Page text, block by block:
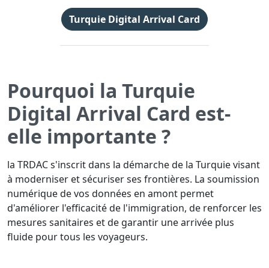
Turquie Digital Arrival Card
Pourquoi la Turquie
Digital Arrival Card est-
elle importante ?
la TRDAC s'inscrit dans la démarche de la Turquie visant
à moderniser et sécuriser ses frontières. La soumission
numérique de vos données en amont permet
d'améliorer l'efficacité de l'immigration, de renforcer les
mesures sanitaires et de garantir une arrivée plus
fluide pour tous les voyageurs.